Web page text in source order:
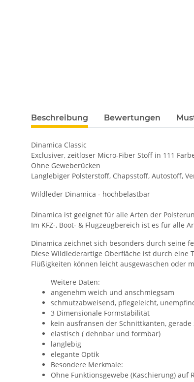
Exclusiver, zeitloser Micro-Fiber Stoff in 111
Ohne Geweberücken
Langlebiger Polsterstoff, Chapsstoff, Autostoff,
Wildleder Dinamica - hochbelastbar
Im KFZ-, Boot- & Flugzeugbereich ist es für alle
Dinamica zeichnet sich besonders durch seine
Diese Wildlederartige Oberfläche ist durch eine
Flüßigkeiten können leicht ausgewaschen oder
Weitere Daten:
angenehm weich und anschmiegsam
schmutzabweisend, pflegeleicht,
3 Dimensionale Formstabilität
kein ausfransen der Schnittkanten, gerade
elastisch ( dehnbar und formbar)
langlebig
elegante Optik
Besondere Merkmale:
Ohne Funktionsgewebe (Kaschierung) auf
Waschbar bis 40%